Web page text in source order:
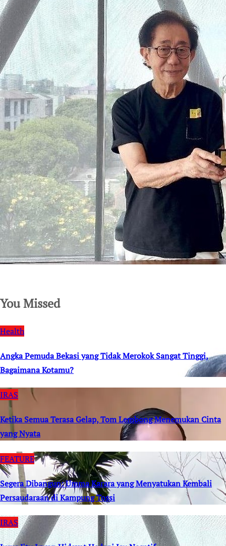
You Missed
Health
Angka Pemuda Bekasi yang Tidak Merokok Sangat Tinggi,
Bagaimana Kotamu?
IRAS
Ketika Semua Terasa Gelap, Tom Lembong Menemukan Cinta
yang Nyata
FEATURE
Segera Dibangun: Umma Karara yang Menyatukan Kembali
Persaudaraan di Kampung Tossi
IRAS